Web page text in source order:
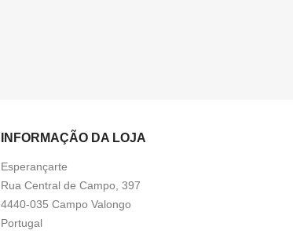
INFORMAÇÃO DA LOJA
Esperançarte
Rua Central de Campo, 397
4440-035 Campo Valongo
Portugal